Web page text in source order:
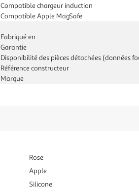
Compatible chargeur induction
Compatible Apple MagSafe
Fabriqué en
Garantie
Disponibilité des pièces détachées (données
Référence constructeur
Marque
Rose
Apple
Silicone